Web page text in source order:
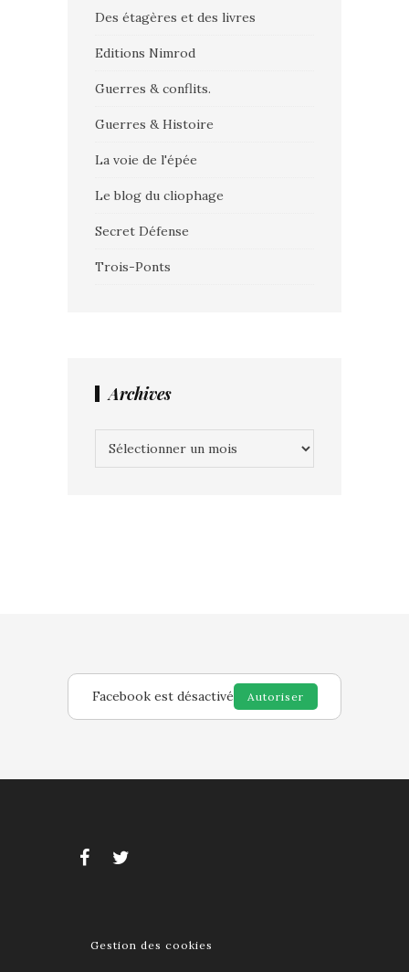
Des étagères et des livres
Editions Nimrod
Guerres & conflits.
Guerres & Histoire
La voie de l'épée
Le blog du cliophage
Secret Défense
Trois-Ponts
Archives
Facebook est désactivé Autoriser
Gestion des cookies